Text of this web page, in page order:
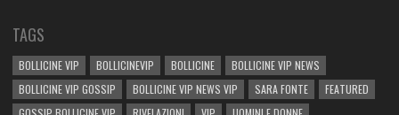
TAGS
BOLLICINE VIP BOLLICINEVIP BOLLICINE
BOLLICINE VIP NEWS
BOLLICINE VIP GOSSIP
BOLLICINE VIP NEWS VIP SARA FONTE
FEATURED